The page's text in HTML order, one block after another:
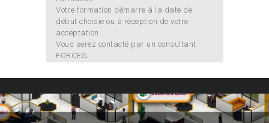
Votre formation démarre à la date de
début choisie ou à réception de votre
acceptation.
Vous serez contacté par un consultant
FORCES.